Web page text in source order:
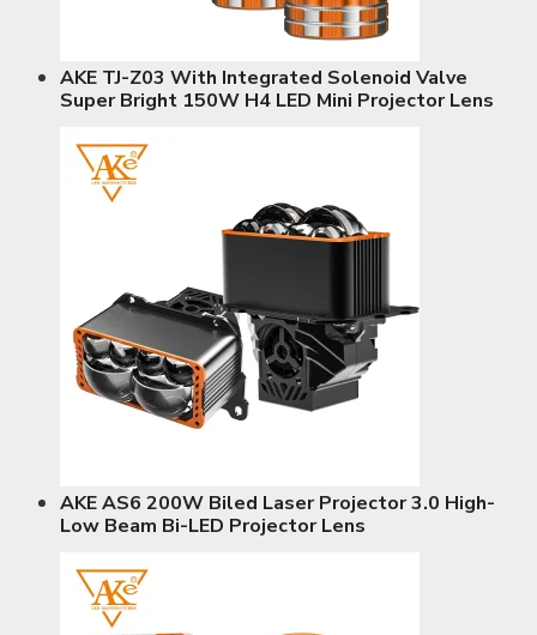
AKE TJ-Z03 With Integrated Solenoid Valve
Super Bright 150W H4 LED Mini Projector Lens
AKE AS6 200W Biled Laser Projector 3.0 High-
Low Beam Bi-LED Projector Lens